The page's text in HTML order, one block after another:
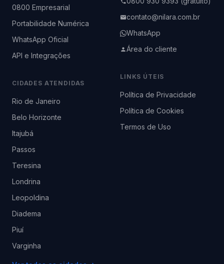
0800 Empresarial
Portabilidade Numérica
WhatsApp Oficial
API e Integrações
CIDADES ATENDIDAS
Rio de Janeiro
Belo Horizonte
Itajubá
Passos
Teresina
Londrina
Leopoldina
Diadema
Piuí
Varginha
contato@nilara.com.br
WhatsApp
Área do cliente
LINKS ÚTEIS
Política de Privacidade
Política de Cookies
Termos de Uso